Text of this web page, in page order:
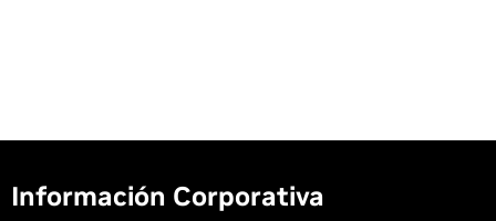
Información Corporativa